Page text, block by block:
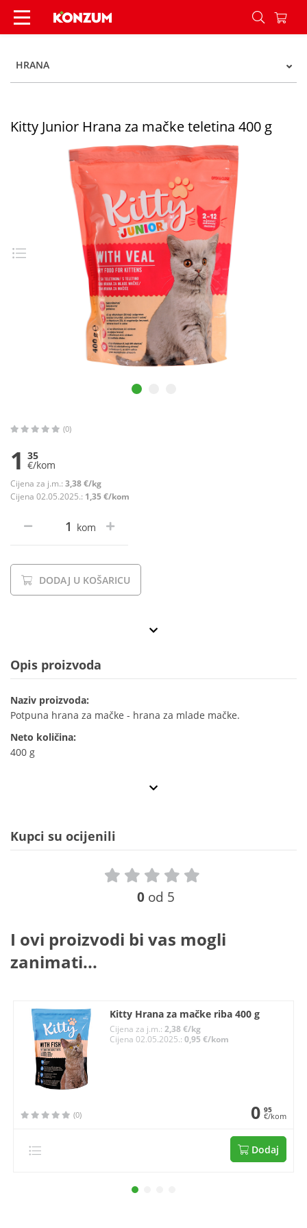
Kitty Junior Hrana za mačke teletina 400 g -
HRANA
Kitty Junior Hrana za mačke teletina 400 g
(0)
1 35
€/kom
Cijena za j.m.: 3,38 €/kg
Cijena 02.05.2025.: 1,35 €/kom
kom
DODAJ U KOŠARICU
Opis proizvoda
Naziv proizvoda:
Potpuna hrana za mačke - hrana za mlade mačke.
Neto količina:
400 g
Kupci su ocijenili
0 od 5
I ovi proizvodi bi vas mogli
zanimati...
Kitty Hrana za mačke riba 400 g
Cijena za j.m.:2,38 €/kg
Cijena 02.05.2025.:0,95 €/kom
(0) 0 95
€/kom
Dodaj